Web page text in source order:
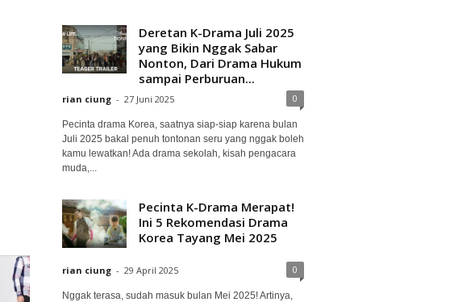
Deretan K-Drama Juli 2025
yang Bikin Nggak Sabar
Nonton, Dari Drama Hukum
sampai Perburuan...
rian ciung - 27 Juni 2025 0
Pecinta drama Korea, saatnya siap-siap karena bulan
Juli 2025 bakal penuh tontonan seru yang nggak boleh
kamu lewatkan! Ada drama sekolah, kisah pengacara
muda,...
Pecinta K-Drama Merapat!
Ini 5 Rekomendasi Drama
Korea Tayang Mei 2025
rian ciung - 29 April 2025 0
Nggak terasa, sudah masuk bulan Mei 2025! Artinya,